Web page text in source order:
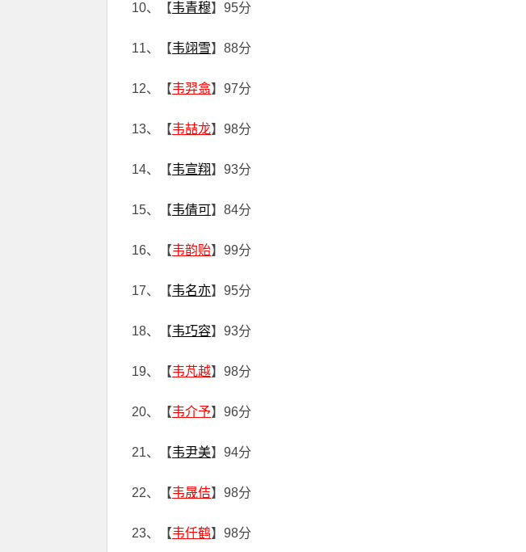
10、【韦青穆】95分
11、【韦翊雪】88分
12、【韦羿翕】97分
13、【韦喆龙】98分
14、【韦宣翔】93分
15、【韦倩可】84分
16、【韦韵贻】99分
17、【韦名亦】95分
18、【韦巧容】93分
19、【韦芃越】98分
20、【韦介予】96分
21、【韦尹美】94分
22、【韦晟佶】98分
23、【韦仟鹤】98分